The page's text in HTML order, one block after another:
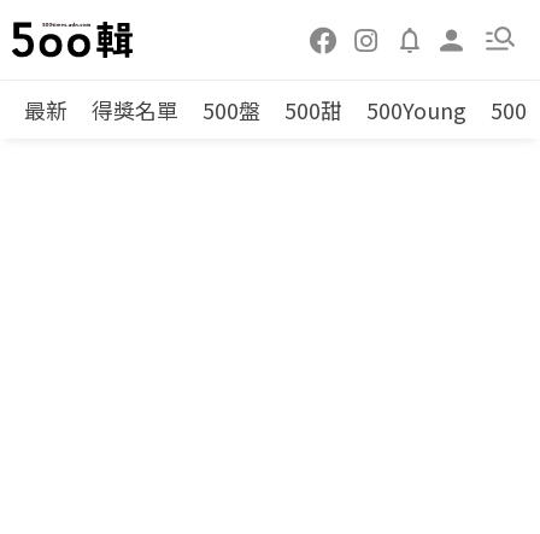
最新 得獎名單 500盤 500甜 500Young 500